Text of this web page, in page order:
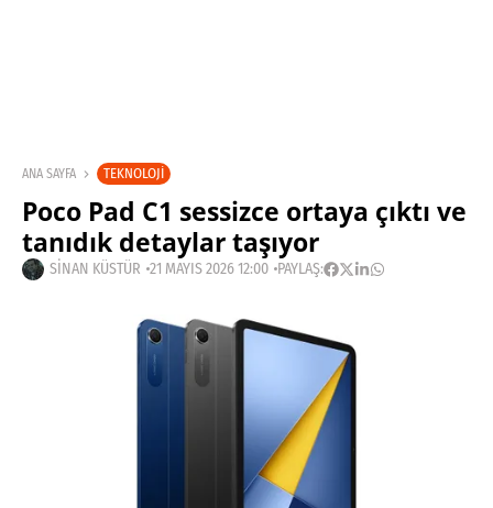
ANA SAYFA TEKNOLOJI
Poco Pad C1 sessizce ortaya çıktı ve
tanıdık detaylar taşıyor
SINAN KÜSTÜR 21 MAYIS 2026 12:00 PAYLAŞ: